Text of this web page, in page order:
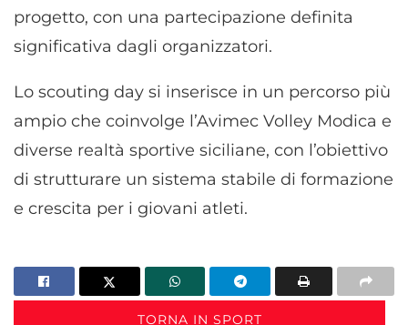
progetto, con una partecipazione definita
significativa dagli organizzatori.
Lo scouting day si inserisce in un percorso più
ampio che coinvolge l’Avimec Volley Modica e
diverse realtà sportive siciliane, con l’obiettivo
di strutturare un sistema stabile di formazione
e crescita per i giovani atleti.
TORNA IN SPORT